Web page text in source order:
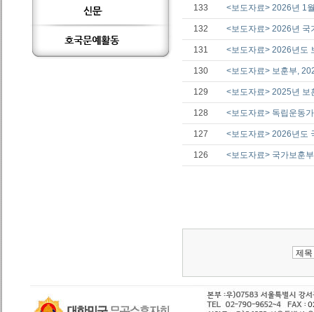
133 <보도자료> 2026년 1
132 <보도자료> 2026년 국
131 <보도자료> 2026년도
130 <보도자료> 보훈부,
129 <보도자료> 2025년
128 <보도자료> 독립운동
127 <보도자료> 2026년도
126 <보도자료> 국가보훈